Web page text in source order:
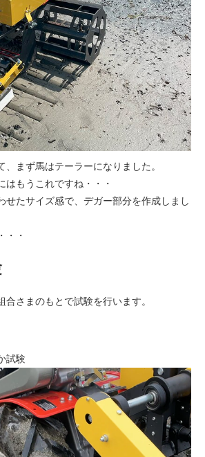
、まず馬はテーラーになりました。
はもうこれですね・・・
せたサイズ感で、デガー部分を作成しまし
・・
合さまのもとで試験を行います。
試験